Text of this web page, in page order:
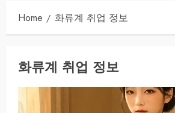
Home 화류계 취업 정보
화류계 취업 정보